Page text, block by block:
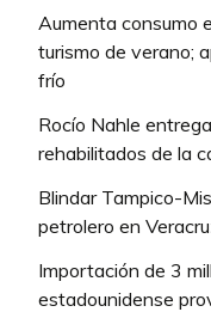
Aumenta consumo
turismo de verano;
frío
Rocío Nahle
rehabilitados de la
Blindar Tampico-
petrolero en
Importación de 3
estadounidense